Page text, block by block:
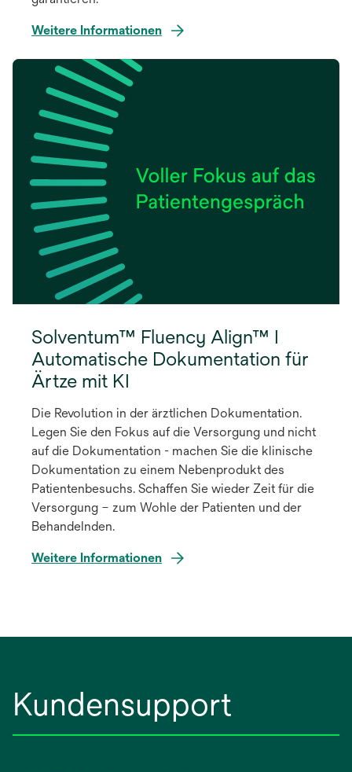
Weitere Informationen
Solventum™ Fluency Align™ I
Automatische Dokumentation für
Ärtze mit KI
Die Revolution in der ärztlichen Dokumentation.
Legen Sie den Fokus auf die Versorgung und nicht
auf die Dokumentation - machen Sie die klinische
Dokumentation zu einem Nebenprodukt des
Patientenbesuchs. Schaffen Sie wieder Zeit für die
Versorgung – zum Wohle der Patienten und der
Behandelnden.
Weitere Informationen
Kundensupport